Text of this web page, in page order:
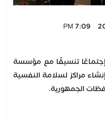
إجتماعًا تنسيقًا مع مؤسسة
مراكز لسلامة النفسية
الجمهورية.